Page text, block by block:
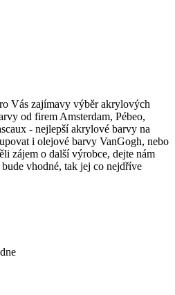
Vás zajímavy výběr akrylových
od firem Amsterdam, Pébeo,
- nejlepší akrylové barvy na
i olejové barvy VanGogh, nebo
zájem o další výrobce, dejte nám
vhodné, tak jej co nejdříve